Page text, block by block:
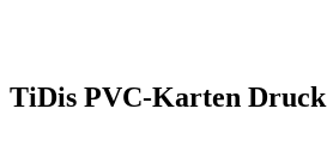
TiDis PVC-Karten Druck